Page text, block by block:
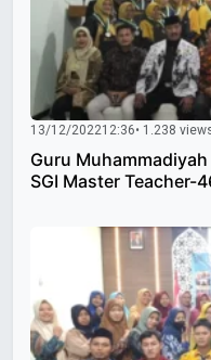
13/12/202212:36• 1.238
Guru
SGI Master Teacher-